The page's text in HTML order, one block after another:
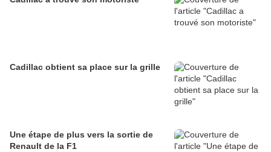
Cadillac obtient sa place sur la grille
Une étape de plus vers la sortie de
Renault de la F1